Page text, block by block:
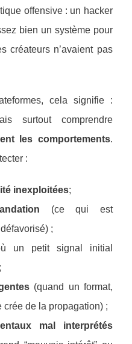
offensive : un hacker
bien un système pour
créateurs n’avaient pas
cela signifie :
surtout comprendre
les comportements.
:
inexploitées;
(ce qui est
;
un petit signal initial
(quand un format,
crée de la propagation) ;
mal interprétés